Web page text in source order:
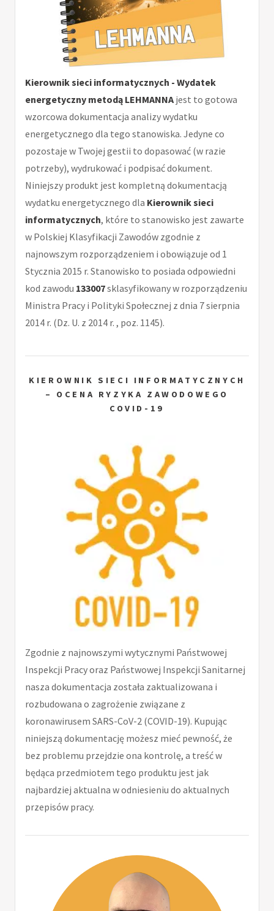
Kierownik sieci informatycznych - Wydatek
energetyczny metodą LEHMANNA jest to gotowa
wzorcowa dokumentacja analizy wydatku
energetycznego dla tego stanowiska. Jedyne co
pozostaje w Twojej gestii to dopasować (w razie
potrzeby), wydrukować i podpisać dokument.
Niniejszy produkt jest kompletną dokumentacją
wydatku energetycznego dla Kierownik sieci
informatycznych, które to stanowisko jest zawarte
w Polskiej Klasyfikacji Zawodów zgodnie z
najnowszym rozporządzeniem i obowiązuje od 1
Stycznia 2015 r. Stanowisko to posiada odpowiedni
kod zawodu 133007sklasyfikowany w rozporządzeniu
Ministra Pracy i Polityki Społecznej z dnia 7 sierpnia
2014 r. (Dz. U. z 2014 r. , poz. 1145).
KIEROWNIK SIECI INFORMATYCZNYCH
– OCENA RYZYKA ZAWODOWEGO
COVID-19
Zgodnie z najnowszymi wytycznymi Państwowej
Inspekcji Pracy oraz Państwowej Inspekcji Sanitarnej
nasza dokumentacja została zaktualizowana i
rozbudowana o zagrożenie związane z
koronawirusem SARS-CoV-2 (COVID-19). Kupując
niniejszą dokumentację możesz mieć pewność, że
bez problemu przejdzie ona kontrolę, a treść w
będąca przedmiotem tego produktu jest jak
najbardziej aktualna w odniesieniu do aktualnych
przepisów pracy.